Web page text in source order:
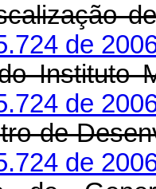
de
Instituto
de
de
de